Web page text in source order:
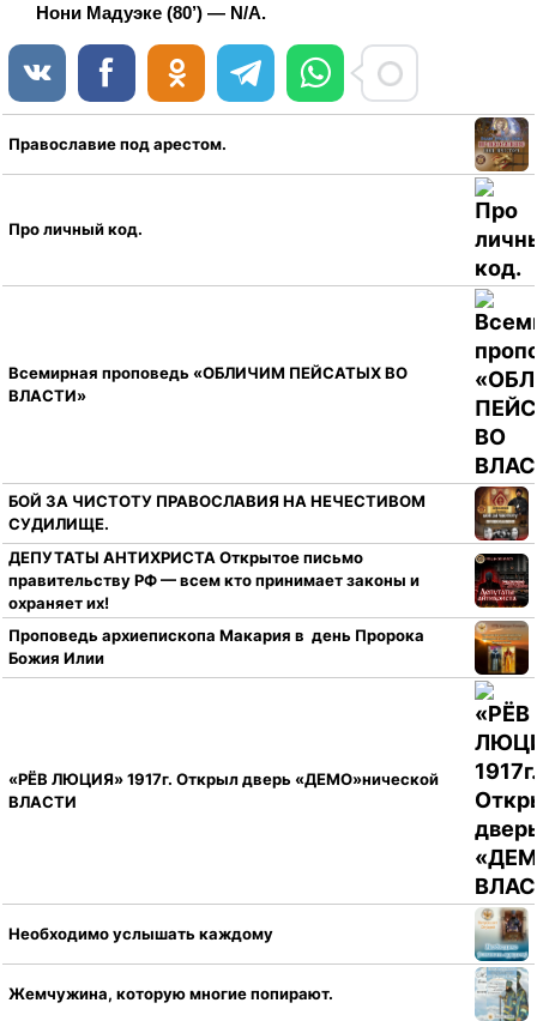
Нони Мадуэке (80’) — N/A.
Православие под арестом.
Про личный код.
Всемирная проповедь «ОБЛИЧИМ ПЕЙСАТЫХ ВО
ВЛАСТИ»
БОЙ ЗА ЧИСТОТУ ПРАВОСЛАВИЯ НА НЕЧЕСТИВОМ
СУДИЛИЩЕ.
ДЕПУТАТЫ АНТИХРИСТА Открытое письмо
правительству РФ — всем кто принимает законы и
охраняет их!
Проповедь архиепископа Макария в день Пророка
Божия Илии
«РЁВ ЛЮЦИЯ» 1917г. Открыл дверь «ДЕМО»нической
ВЛАСТИ
Необходимо услышать каждому
Жемчужина, которую многие попирают.